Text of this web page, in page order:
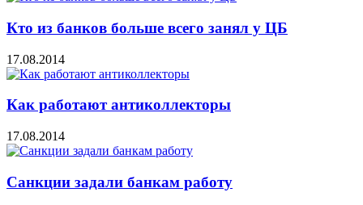
Кто из банков больше всего занял у ЦБ
17.08.2014
Как работают антиколлекторы
17.08.2014
Санкции задали банкам работу